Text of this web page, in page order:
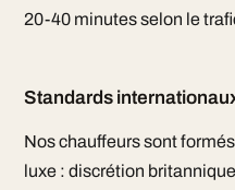
20-40 minutes selon le
Standards
Nos chauffeurs sont
luxe : discrétion